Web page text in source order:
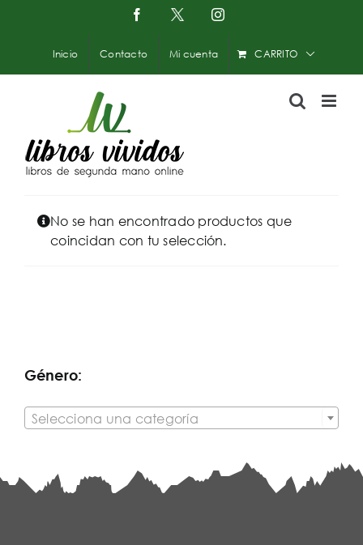
contenido
Facebook
X
Instagram
Inicio Contacto Mi cuenta CARRITO
No se han encontrado productos que
coincidan con tu selección.
Género:
Selecciona una categoría